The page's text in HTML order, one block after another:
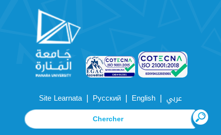
Site Learnata | Русский | English | عربي